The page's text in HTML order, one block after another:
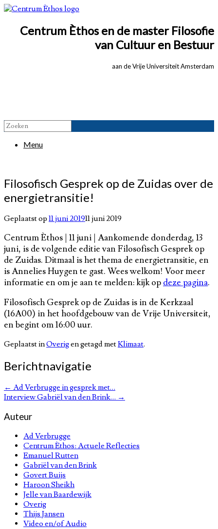
Centrum Èthos en de master Filosofie
van Cultuur en Bestuur
aan de Vrije Universiteit Amsterdam
Menu
Filosofisch Gesprek op de Zuidas over de
energietransitie!
Geplaatst op 11 juni 201911 juni 2019
Centrum Èthos | 11 juni | Aankomende donderdag, 13
juni, is de volgende editie van Filosofisch Gesprek op
de Zuidas. Ditmaal is het thema de energietransitie, en
is Annelies Huygen te gast. Wees welkom! Voor meer
informatie en om je aan te melden: kijk op deze pagina.
Filosofisch Gesprek op de Zuidas is in de Kerkzaal
(16A00) in het hoofdgebouw van de Vrije Universiteit,
en begint om 16:00 uur.
Geplaatst inOverigen getagd metKlimaat.
Berichtnavigatie
← Ad Verbrugge in gesprek met…
Interview Gabriël van den Brink… →
Auteur
Ad Verbrugge
Centrum Èthos: Actuele Reflecties
Emanuel Rutten
Gabriël van den Brink
Govert Buijs
Haroon Sheikh
Jelle van Baardewijk
Overig
Thijs Jansen
Video en/of Audio